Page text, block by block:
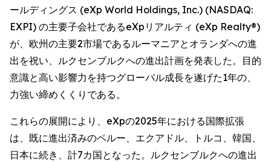
ールディングス (eXp World Holdings, Inc.) (NASDAQ:
EXPI) の主要子会社であるeXpリアルティ (eXp Realty®)
が、欧州の主要2市場であるルーマニアとオランダへの進
出を祝い、ルクセンブルクへの進出計画を発表した。目的
意識と高い影響力を持つグローバル成長を遂げた1年の、
力強い締めくくりである。
これらの展開により、eXpの2025年における国際拡張
は、既に進出済みのペルー、エクアドル、トルコ、韓国、
日本に続き、計7カ国となった。ルクセンブルクへの進出